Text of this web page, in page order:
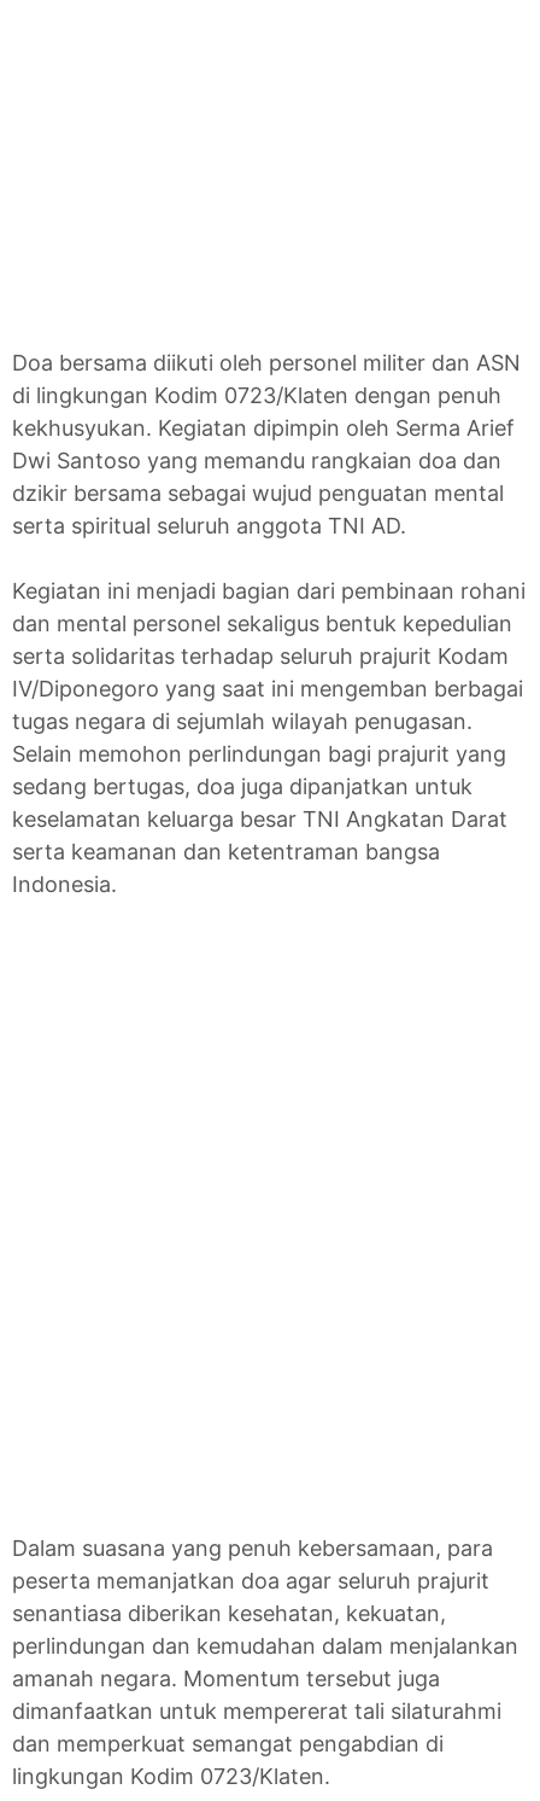
Doa bersama diikuti oleh personel militer dan ASN
di lingkungan Kodim 0723/Klaten dengan penuh
kekhusyukan. Kegiatan dipimpin oleh Serma Arief
Dwi Santoso yang memandu rangkaian doa dan
dzikir bersama sebagai wujud penguatan mental
serta spiritual seluruh anggota TNI AD.
Kegiatan ini menjadi bagian dari pembinaan rohani
dan mental personel sekaligus bentuk kepedulian
serta solidaritas terhadap seluruh prajurit Kodam
IV/Diponegoro yang saat ini mengemban berbagai
tugas negara di sejumlah wilayah penugasan.
Selain memohon perlindungan bagi prajurit yang
sedang bertugas, doa juga dipanjatkan untuk
keselamatan keluarga besar TNI Angkatan Darat
serta keamanan dan ketentraman bangsa
Indonesia.
Dalam suasana yang penuh kebersamaan, para
peserta memanjatkan doa agar seluruh prajurit
senantiasa diberikan kesehatan, kekuatan,
perlindungan dan kemudahan dalam menjalankan
amanah negara. Momentum tersebut juga
dimanfaatkan untuk mempererat tali silaturahmi
dan memperkuat semangat pengabdian di
lingkungan Kodim 0723/Klaten.